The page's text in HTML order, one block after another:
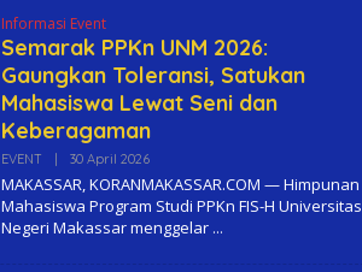
Informasi Event
Semarak PPKn UNM 2026:
Gaungkan Toleransi, Satukan
Mahasiswa Lewat Seni dan
Keberagaman
EVENT 30 April 2026O
L
E
H
K
M
MAKASSAR, KORANMAKASSAR.COM — Himpunan
Mahasiswa Program Studi PPKn FIS-H Universitas
Negeri Makassar menggelar